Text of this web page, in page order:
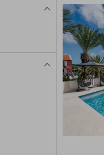
Wie
de
Aan de
heeft
gelet